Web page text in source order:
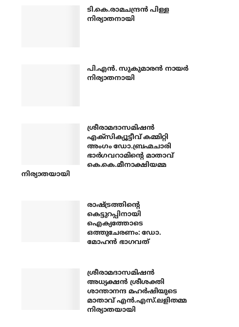
ടി.കെ.രാമചന്ദ്രന്‍ പിള്ള
നിര്യാതനായി
പി.എന്‍. സുകുമാരന്‍ നായര്‍
നിര്യാതനായി
ശ്രീരാമദാസമിഷന്‍
എക്‌സിക്യൂട്ടീവ് കമ്മിറ്റി
അംഗം ഡോ.ബ്രഹ്മചാരി
ഭാര്‍ഗവറാമിന്റെ മാതാവ്
കെ.കെ.മീനാക്ഷിയമ്മ
നിര്യാതയായി
രാഷ്ട്രത്തിന്റെ
കെട്ടുറപ്പിനായി
ഐക്യത്തോടെ
ഒത്തുചേരണം: ഡോ.
മോഹന്‍ ഭാഗവത്
ശ്രീരാമദാസമിഷന്‍
അധ്യക്ഷന്‍ ശ്രീശക്തി
ശാന്താനന്ദ മഹര്‍ഷിയുടെ
മാതാവ് എന്‍.എസ്.ലളിതമ്മ
നിര്യാതയായി